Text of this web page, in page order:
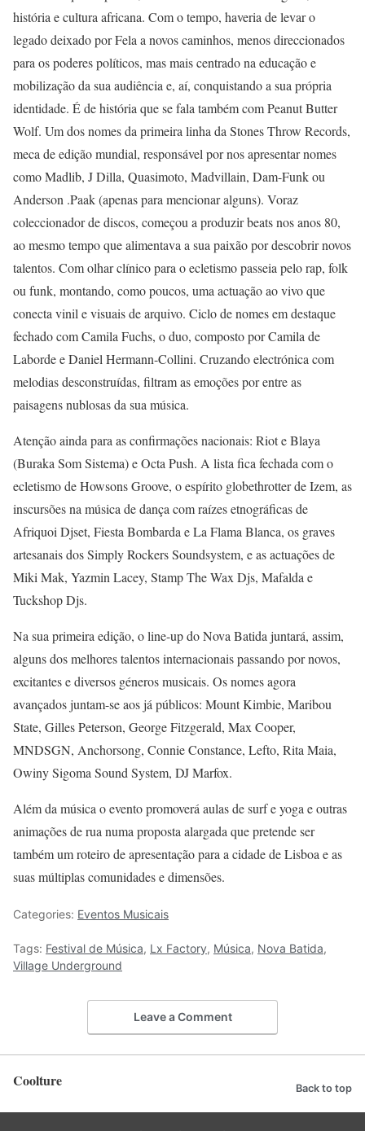
história e cultura africana. Com o tempo, haveria de levar o
legado deixado por Fela a novos caminhos, menos direccionados
para os poderes políticos, mas mais centrado na educação e
mobilização da sua audiência e, aí, conquistando a sua própria
identidade. É de história que se fala também com Peanut Butter
Wolf. Um dos nomes da primeira linha da Stones Throw Records,
meca de edição mundial, responsável por nos apresentar nomes
como Madlib, J Dilla, Quasimoto, Madvillain, Dam-Funk ou
Anderson .Paak (apenas para mencionar alguns). Voraz
coleccionador de discos, começou a produzir beats nos anos 80,
ao mesmo tempo que alimentava a sua paixão por descobrir novos
talentos. Com olhar clínico para o ecletismo passeia pelo rap, folk
ou funk, montando, como poucos, uma actuação ao vivo que
conecta vinil e visuais de arquivo. Ciclo de nomes em destaque
fechado com Camila Fuchs, o duo, composto por Camila de
Laborde e Daniel Hermann-Collini. Cruzando electrónica com
melodias desconstruídas, filtram as emoções por entre as
paisagens nublosas da sua música.
Atenção ainda para as confirmações nacionais: Riot e Blaya
(Buraka Som Sistema) e Octa Push. A lista fica fechada com o
ecletismo de Howsons Groove, o espírito globethrotter de Izem, as
inscursões na música de dança com raízes etnográficas de
Afriquoi Djset, Fiesta Bombarda e La Flama Blanca, os graves
artesanais dos Simply Rockers Soundsystem, e as actuações de
Miki Mak, Yazmin Lacey, Stamp The Wax Djs, Mafalda e
Tuckshop Djs.
Na sua primeira edição, o line-up do Nova Batida juntará, assim,
alguns dos melhores talentos internacionais passando por novos,
excitantes e diversos géneros musicais. Os nomes agora
avançados juntam-se aos já públicos: Mount Kimbie, Maribou
State, Gilles Peterson, George Fitzgerald, Max Cooper,
MNDSGN, Anchorsong, Connie Constance, Lefto, Rita Maia,
Owiny Sigoma Sound System, DJ Marfox.
Além da música o evento promoverá aulas de surf e yoga e outras
animações de rua numa proposta alargada que pretende ser
também um roteiro de apresentação para a cidade de Lisboa e as
suas múltiplas comunidades e dimensões.
Categories: Eventos Musicais
Tags: Festival de Música, Lx Factory, Música, Nova Batida,
Village Underground
Leave a Comment
Coolture Back to top